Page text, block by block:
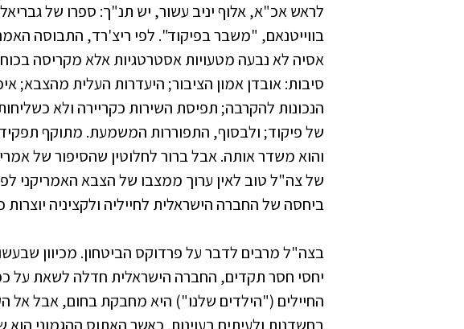
לראש אכ"א, אלוף יניב עשור, יש תנ"ך: ספרו של
בווייטנאם, "משבר בפיקוד". לפי ריצ'רד, התבוסה
אסיה לא נבעה מטעויות אסטרטגיות אלא מקריסה
סיבות: אובדן אמון הציבור; היעדרות העלית מהצבא;
הנכונות להקרבה; תפיסת השירות כקריירה ולא
של פיקוד; ולבסוף, התפוררות המשמעת. מתוקף
והוא משדר אותה. אבל ברור לחלוטין שהסיפור של
של צה"ל טוב לאין ערוך ממצבו של הצבא האמריקני
ביחסה של החברה הישראלית לחייליה ולקציניה יוצרות
בצה"ל מרבים לדבר על פרדוקס הביטחון. מכיוון
יחסי חסר תקדים, החברה הישראלית חדלה לשאת על
החיילים ("הילדים שלנו") היא מחבקת בחום, אבל אל